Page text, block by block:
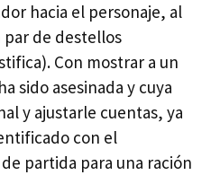
hacia el personaje, al
de destellos
Con mostrar a un
sido asesinada y cuya
y ajustarle cuentas, ya
con el
partida para una ración